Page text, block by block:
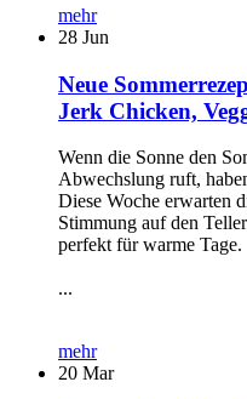
mehr
28 Jun
Neue
Jerk Chicken,
Wenn die Sonne den
Abwechslung ruft,
Diese Woche erwarten
Stimmung auf den
perfekt für warme Tage.
...
mehr
20 Mar